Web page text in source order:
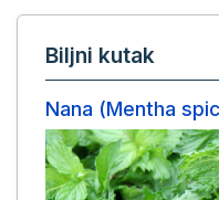
Biljni kutak
Nana (Mentha